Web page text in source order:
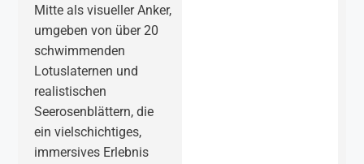
Mitte als visueller Anker,
umgeben von über 20
schwimmenden
Lotuslaternen und
realistischen
Seerosenblättern, die
ein vielschichtiges,
immersives Erlebnis